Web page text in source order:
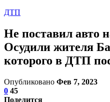
ДТП
Не поставил авто
Осудили жителя
которого в ДТП
Опубликовано Фев 7, 2023
0 45
Поделится